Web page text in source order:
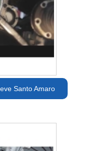
Santo Amaro